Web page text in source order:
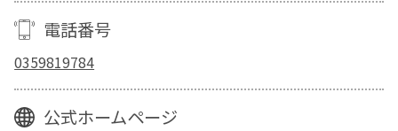
電話番号
0359819784
公式ホームページ